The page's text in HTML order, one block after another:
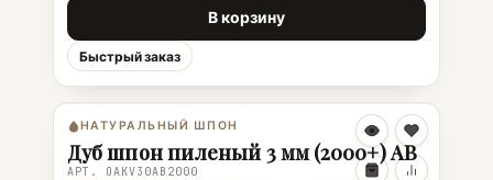
В корзину
Быстрый заказ
НАТУРАЛЬНЫЙ ШПОН
Дуб шпон пиленый 3 мм (2000+) AB
АРТ. OAKV30AB2000